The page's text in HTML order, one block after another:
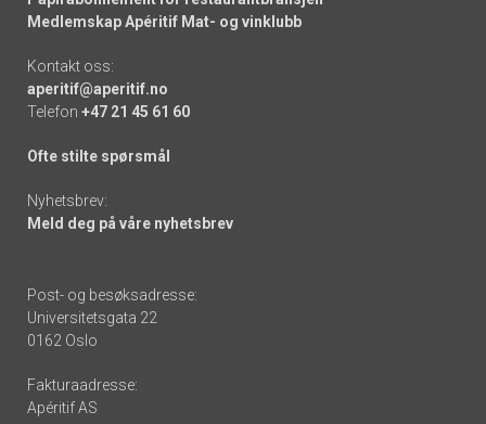
Medlemskap Apéritif Mat- og vinklubb
Kontakt oss:
aperitif@aperitif.no
Telefon +47 21 45 61 60
Ofte stilte spørsmål
Nyhetsbrev:
Meld deg på våre nyhetsbrev
Post- og besøksadresse:
Universitetsgata 22
0162 Oslo
Fakturaadresse:
Apéritif AS